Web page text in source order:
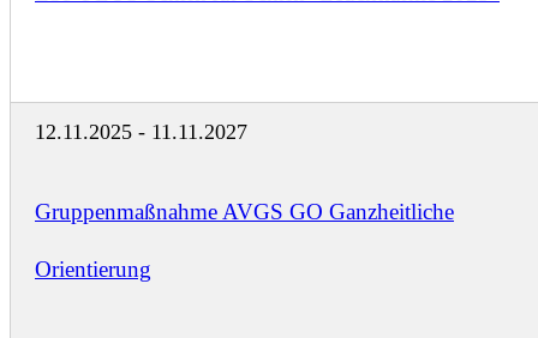
12.11.2025 - 11.11.2027
Gruppenmaßnahme AVGS GO Ganzheitliche
Orientierung